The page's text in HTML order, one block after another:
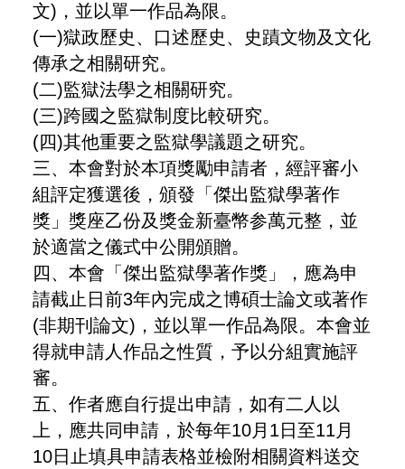
文)，並以單一作品為限。
(一)獄政歷史、口述歷史、史蹟文物及文化
傳承之相關研究。
(二)監獄法學之相關研究。
(三)跨國之監獄制度比較研究。
(四)其他重要之監獄學議題之研究。
三、本會對於本項獎勵申請者，經評審小
組評定獲選後，頒發「傑出監獄學著作
獎」獎座乙份及獎金新臺幣参萬元整，並
於適當之儀式中公開頒贈。
四、本會「傑出監獄學著作獎」，應為申
請截止日前3年內完成之博碩士論文或著作
(非期刊論文)，並以單一作品為限。本會並
得就申請人作品之性質，予以分組實施評
審。
五、作者應自行提出申請，如有二人以
上，應共同申請，於每年10月1日至11月
10日止填具申請表格並檢附相關資料送交